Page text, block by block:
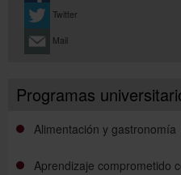
Programas
Alimentación y gastronomía
Aprendizaje comprometido
Twitter
Mail